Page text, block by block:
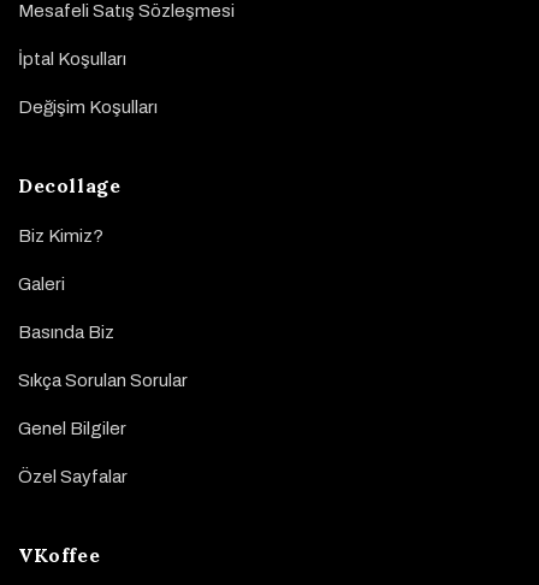
Mesafeli Satış Sözleşmesi
İptal Koşulları
Değişim Koşulları
Decollage
Biz Kimiz?
Galeri
Basında Biz
Sıkça Sorulan Sorular
Genel Bilgiler
Özel Sayfalar
VKoffee